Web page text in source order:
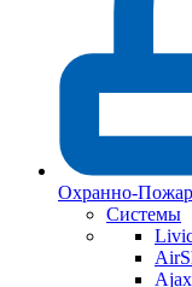
Охранно-
Системы
Ajax